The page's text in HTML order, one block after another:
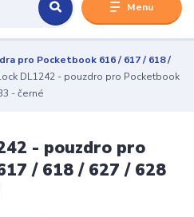
Menu
pro Pocketbook 616 / 617 / 618 /
DL1242 - pouzdro pro Pocketbook
- černé
- pouzdro pro
/ 618 / 627 / 628